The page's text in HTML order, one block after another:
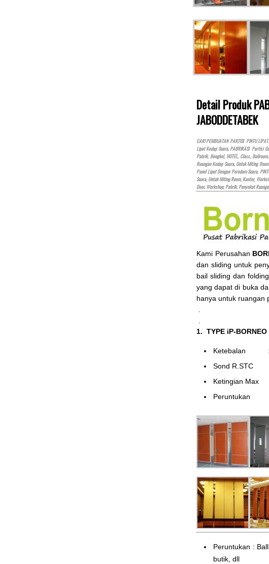
Detail Produk
JABODDETABEK
CARI PEMBUATAN PARTISI PINTU
Lipat Kedap Suara, PABRIKASI Partisi
Pabrik, Bengkel, HOTEL, Class,
Ruangan Kedap Suara, Untuk Miting
Panel Lipat Dengan Peredam Suara,
Suara, Untuk Miting Room, Kantor,
Door, Workshop, Pabrik, Penyekat
Kami Perusahan
dan sliding untuk
bail sliding dan
yang dapat di buka
hanya untuk ruangan
1. TYPE iP-BORNEO
Ketebalan :
Sond R.STC
Ketingian Max
Peruntukan :
Peruntukan :
butik, dll